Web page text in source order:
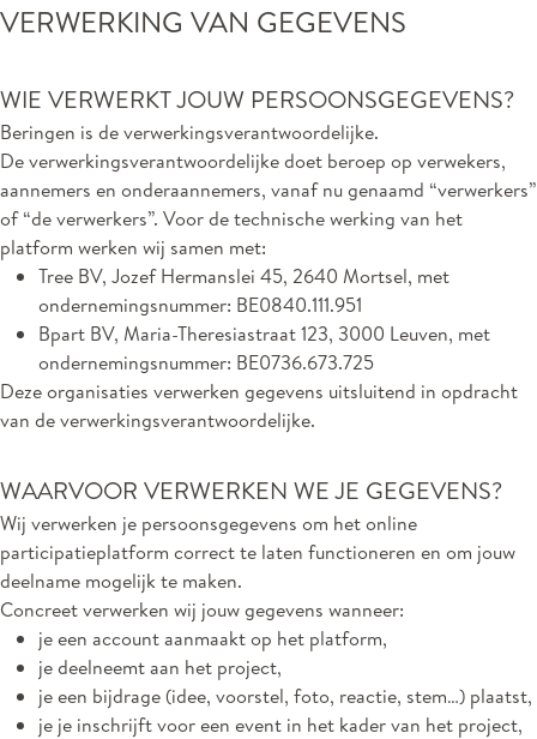
VERWERKING VAN GEGEVENS
WIE VERWERKT JOUW PERSOONSGEGEVENS?
Beringen is de verwerkingsverantwoordelijke.
De verwerkingsverantwoordelijke doet beroep op verwekers,
aannemers en onderaannemers, vanaf nu genaamd “verwerkers”
of “de verwerkers”. Voor de technische werking van het
platform werken wij samen met:
Tree BV, Jozef Hermanslei 45, 2640 Mortsel, met
ondernemingsnummer: BE0840.111.951
Bpart BV, Maria-Theresiastraat 123, 3000 Leuven, met
ondernemingsnummer: BE0736.673.725
Deze organisaties verwerken gegevens uitsluitend in opdracht
van de verwerkingsverantwoordelijke.
WAARVOOR VERWERKEN WE JE GEGEVENS?
Wij verwerken je persoonsgegevens om het online
participatieplatform correct te laten functioneren en om jouw
deelname mogelijk te maken.
Concreet verwerken wij jouw gegevens wanneer:
je een account aanmaakt op het platform,
je deelneemt aan het project,
je een bijdrage (idee, voorstel, foto, reactie, stem…) plaatst,
je je inschrijft voor een event in het kader van het project,